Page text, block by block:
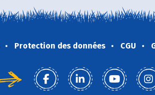
Protection des données CGU